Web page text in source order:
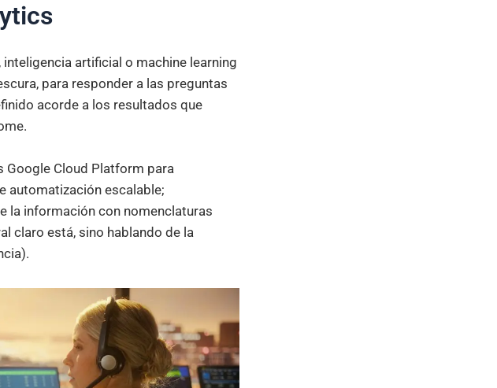
artificial o machine learning
para responder a las preguntas
acorde a los resultados que
Google Cloud Platform para
automatización escalable;
la información con nomenclaturas
claro está, sino hablando de la